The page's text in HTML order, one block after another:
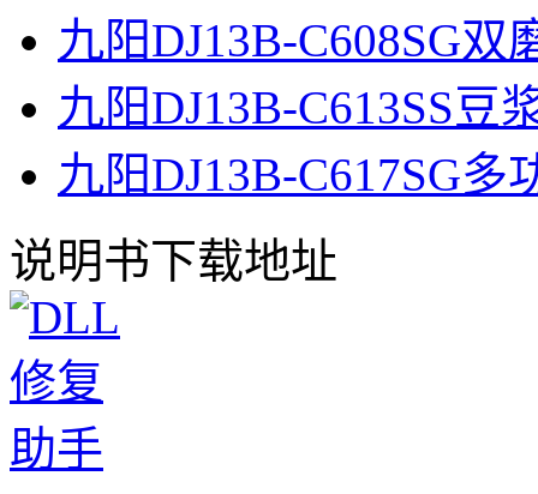
九阳DJ13B-C608SG
九阳DJ13B-C613SS豆
九阳DJ13B-C617SG
说明书下载地址